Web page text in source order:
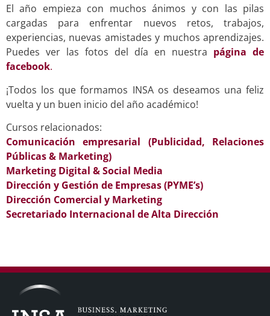
El año empieza con muchos ánimos y con las pilas
cargadas para enfrentar nuevos retos, trabajos,
experiencias, nuevas amistades y muchos aprendizajes.
Puedes ver las fotos del día en nuestra página de
facebook.
¡Todos los que formamos INSA os deseamos una feliz
vuelta y un buen inicio del año académico!
Cursos relacionados:
Comunicación empresarial (Publicidad, Relaciones
Públicas & Marketing)
Marketing Digital & Social Media
Dirección y Gestión de Empresas (PYME’s)
Dirección Comercial y Marketing
Secretariado Internacional de Alta Dirección